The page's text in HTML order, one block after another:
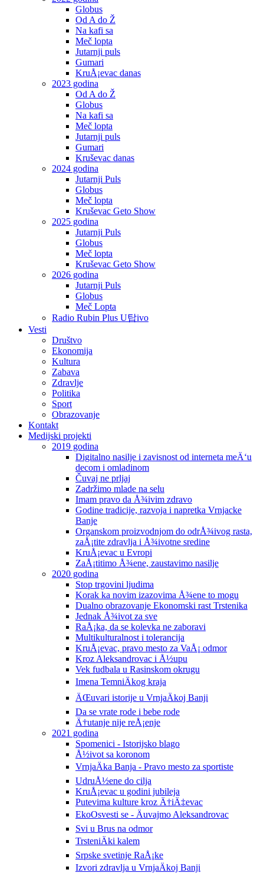
Globus
Od A do Ž
Na kafi sa
Meč lopta
Jutarnji puls
Gumari
KruÅ¡evac danas
2023 godina
Od A do Ž
Globus
Na kafi sa
Meč lopta
Jutarnji puls
Gumari
Kruševac danas
2024 godina
Jutarnji Puls
Globus
Meč lopta
Kruševac Geto Show
2025 godina
Jutarnji Puls
Globus
Meč lopta
Kruševac Geto Show
2026 godina
Jutarnji Puls
Globus
Meč Lopta
Radio Rubin Plus U탑ivo
Vesti
Društvo
Ekonomija
Kultura
Zabava
Zdravlje
Politika
Sport
Obrazovanje
Kontakt
Medijski projekti
2019 godina
Digitalno nasilje i zavisnost od interneta meÄ‘u
decom i omladinom
Čuvaj ne prljaj
Zadržimo mlade na selu
Imam pravo da Å¾ivim zdravo
Godine tradicije, razvoja i napretka Vrnjacke
Banje
Organskom proizvodnjom do odrÅ¾ivog rasta,
zaÅ¡tite zdravlja i Å¾ivotne sredine
KruÅ¡evac u Evropi
ZaÅ¡titimo Å¾ene, zaustavimo nasilje
2020 godina
Stop trgovini ljudima
Korak ka novim izazovima Å¾ene to mogu
Dualno obrazovanje Ekonomski rast Trstenika
Jednak Å¾ivot za sve
RaÅ¡ka, da se kolevka ne zaboravi
Multikulturalnost i tolerancija
KruÅ¡evac, pravo mesto za VaÅ¡ odmor
Kroz Aleksandrovac i Å½upu
Vek fudbala u Rasinskom okrugu
Imena TemniÄkog kraja
ÄŒuvari istorije u VrnjaÄkoj Banji
Da se vrate rode i bebe rode
Ä†utanje nije reÅ¡enje
2021 godina
Spomenici - Istorijsko blago
Å½ivot sa koronom
VrnjaÄka Banja - Pravo mesto za sportiste
UdruÅ½ene do cilja
KruÅ¡evac u godini jubileja
Putevima kulture kroz Ä†iÄ‡evac
EkoOsvesti se - Äuvajmo Aleksandrovac
Svi u Brus na odmor
TrsteniÄki kalem
Srpske svetinje RaÅ¡ke
Izvori zdravlja u VrnjaÄkoj Banji